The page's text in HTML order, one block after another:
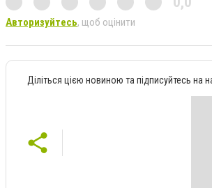
Авторизуйтесь, щоб оцінити
Діліться цією новиною та підписуйтесь на